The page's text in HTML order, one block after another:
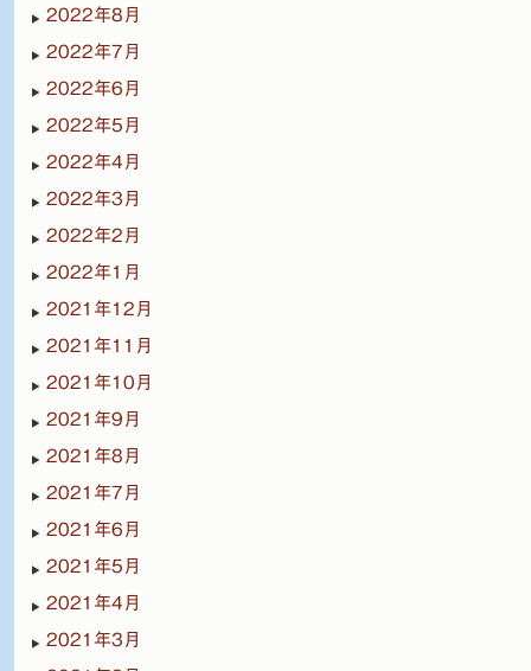
2022年8月
2022年7月
2022年6月
2022年5月
2022年4月
2022年3月
2022年2月
2022年1月
2021年12月
2021年11月
2021年10月
2021年9月
2021年8月
2021年7月
2021年6月
2021年5月
2021年4月
2021年3月